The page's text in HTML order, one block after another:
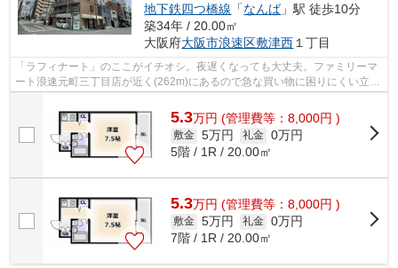
地下鉄四つ橋線 「なんば」駅 徒歩10分
築34年 / 20.00㎡
大阪府大阪市浪速区敷津西 １丁目
「ラフィナート」のここがイチオシ。夜遅くなっても大丈夫。ファミリーマ
ート浪速元町三丁目店が近く(262m)にあるので急な買い物に困りにくい立地
です。アクセスの良い2駅利用可能なマ...
5.3万円 (管理費等：8,000円 )
敷金 5万円 礼金 0万円
5階 / 1R / 20.00㎡
5.3万円 (管理費等：8,000円 )
敷金 5万円 礼金 0万円
7階 / 1R / 20.00㎡